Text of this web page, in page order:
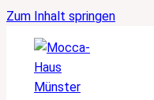
Zum Inhalt springen